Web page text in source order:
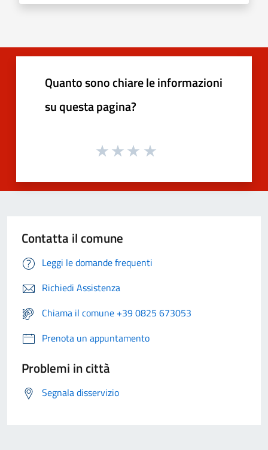
Quanto sono chiare le informazioni
su questa pagina?
Contatta il comune
Leggi le domande frequenti
Richiedi Assistenza
Chiama il comune +39 0825 673053
Prenota un appuntamento
Problemi in città
Segnala disservizio